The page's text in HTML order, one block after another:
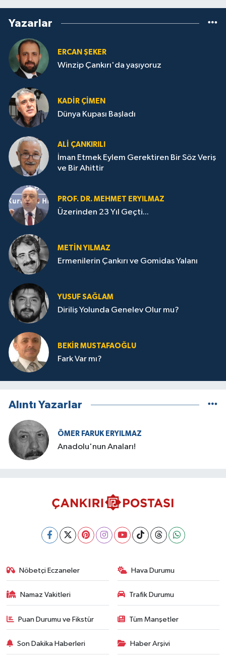
Yazarlar
ERCAN ŞEKER
Winzip Çankırı'da yaşıyoruz
KADIR ÇIMEN
Dünya Kupası Başladı
ALI ÇANKIRILI
İman Etmek Eylem Gerektiren Bir Söz Veriş
ve Bir Ahittir
PROF. DR. MEHMET ERYILMAZ
Üzerinden 23 Yıl Geçti...
METIN YILMAZ
Ermenilerin Çankırı ve Gomidas Yalanı
YUSUF SAĞLAM
Diriliş Yolunda Genelev Olur mu?
BEKIR MUSTAFAOĞLU
Fark Var mı?
Alıntı Yazarlar
ÖMER FARUK ERYILMAZ
Anadolu'nun Anaları!
Nöbetçi Eczaneler Hava Durumu
Namaz Vakitleri Trafik Durumu
Puan Durumu ve Fikstür Tüm Manşetler
Son Dakika Haberleri Haber Arşivi